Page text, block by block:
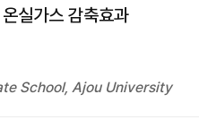
실가스 감축효과
School, Ajou University